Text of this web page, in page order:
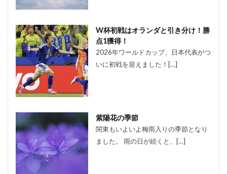
W杯初戦はオランダと引き分け！勝
点1獲得！
2026年ワールドカップ、日本代表がつ
いに初戦を迎えました！[…]
紫陽花の季節
関東もいよいよ梅雨入りの季節となり
ました。 雨の日が続くと、[…]